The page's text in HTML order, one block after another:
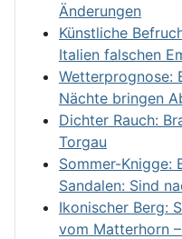
Änderungen
Künstliche
Italien falschen
Wetterprognose:
Nächte bringen
Dichter Rauch:
Torgau
Sommer-Knigge:
Sandalen: Sind
Ikonischer Berg:
vom Matterhorn